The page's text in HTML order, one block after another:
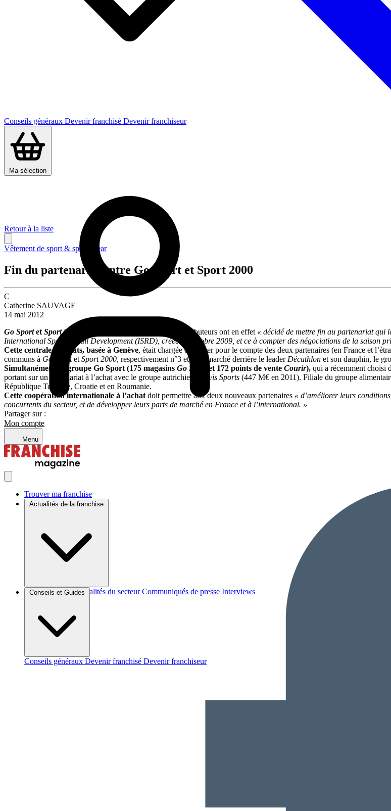
Conseils généraux Devenir franchisé Devenir franchiseur
Ma sélection
Mon compte
Menu
Trouver ma franchise
Actualités de la franchise
Brèves et actus Actualités du secteur Communiqués de presse Interviews
Conseils et Guides
Conseils généraux Devenir franchisé Devenir franchiseur
Retour à la liste
Vêtement de sport & sportswear
Fin du partenariat entre Go Sport et Sport 2000
C
Catherine SAUVAGE
14 mai 2012
Go Sportet Sport 2000 Les deux distributeurs ont en effet « décidé de mettre fin au partenariat qui
International Sports Retail Development (ISRD), créée en octobre 2009, et ce à compter des négociations de la saison
Cette centrale d’achats, basée à Genève, était chargée d’assurer pour le compte des deux partenaires (en France et
communs à Go Sportet Sport 2000, respectivement n°3 et 4 du marché derrière le leader Décathlon et son dauphin, le
Simultanément, le groupe Go Sport (175 magasins Go Sport et 172 points de vente Courir), qui a récemment choisi
portant sur un partenariat à l’achat avec le groupe autrichien
Hervis Sports (447 M€ en 2011). Filiale du groupe
République Tchèque, Croatie et en Roumanie.
Cette coopération internationale à l’achat doit permettre aux deux nouveaux partenaires « d’améliorer leurs
concurrents du secteur, et de développer leurs parts de marché en France et à l’international. »
Partager sur :